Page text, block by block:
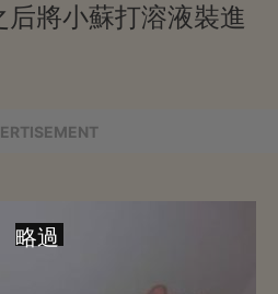
后將小蘇打溶液裝進
略過